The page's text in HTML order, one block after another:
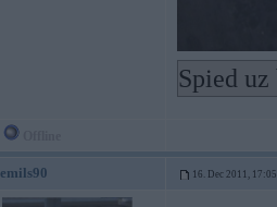
Spied
emils90 16. Dec 2011, 17:05